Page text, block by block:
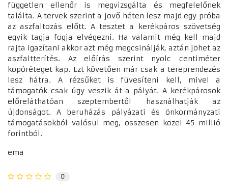
független ellenőr is megvizsgálta és megfelelőnek
találta. A tervek szerint a jövő héten lesz majd egy próba
az aszfaltozás előtt. A tesztet a kerékpáros szövetség
egyik tagja fogja elvégezni. Ha valamit még kell majd
rajta igazítani akkor azt még megcsinálják, aztán jöhet az
aszfaltterítés. Az előírás szerint nyolc centiméter
kopóréteget kap. Ezt követően már csak a tereprendezés
lesz hátra. A rézsűket is füvesíteni kell, mivel a
támogatók csak úgy veszik át a pályát. A kerékpárosok
előreláthatóan szeptembertől használhatják az
újdonságot. A beruházás pályázati és önkormányzati
támogatásokból valósul meg, összesen közel 45 millió
forintból.
ema
0